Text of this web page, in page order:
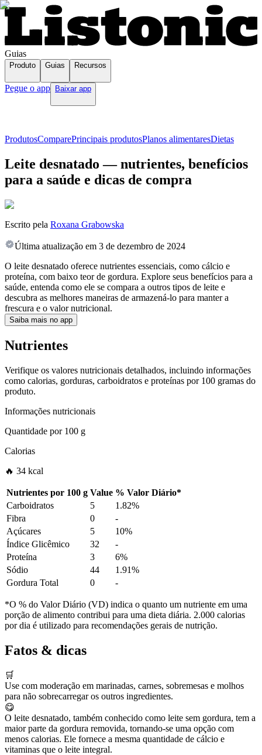
Guias
Produto Guias Recursos
Pegue o app Baixar app
ProdutosComparePrincipais produtosPlanos alimentaresDietas
Leite desnatado — nutrientes, benefícios
para a saúde e dicas de compra
Escrito pela Roxana Grabowska
Última atualização em 3 de dezembro de 2024
O leite desnatado oferece nutrientes essenciais, como cálcio e
proteína, com baixo teor de gordura. Explore seus benefícios para a
saúde, entenda como ele se compara a outros tipos de leite e
descubra as melhores maneiras de armazená-lo para manter a
frescura e o valor nutricional.
Saiba mais no app
Nutrientes
Verifique os valores nutricionais detalhados, incluindo informações
como calorias, gorduras, carboidratos e proteínas por 100 gramas do
produto.
Informações nutricionais
Quantidade por100 g
Calorias
🔥 34 kcal
Nutrientes por 100 g Value % Valor Diário*
Carboidratos
5
1.82%
Fibra
0
-
Açúcares
5
10%
Índice Glicêmico
32
-
Proteína
3
6%
Sódio
44
1.91%
Gordura Total
0 -
*O % do Valor Diário (VD) indica o quanto um nutriente em uma
porção de alimento contribui para uma dieta diária. 2.000 calorias
por dia é utilizado para recomendações gerais de nutrição.
Fatos & dicas
🛒
Use com moderação em marinadas, carnes, sobremesas e molhos
para não sobrecarregar os outros ingredientes.
😋
O leite desnatado, também conhecido como leite sem gordura, tem a
maior parte da gordura removida, tornando-se uma opção com
menos calorias. Ele fornece a mesma quantidade de cálcio e
vitaminas que o leite integral.